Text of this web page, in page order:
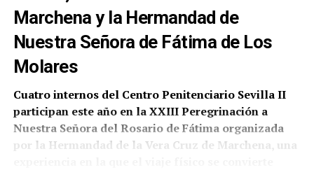
Marchena y la Hermandad de
Nuestra Señora de Fátima de Los
Molares
Cuatro internos del Centro Penitenciario Sevilla II
participan este año en la XXIII Peregrinación a
Nuestra Señora del Rosario de Fátima organizada
por la Hermandad de la Vera Cruz de Marchena, una